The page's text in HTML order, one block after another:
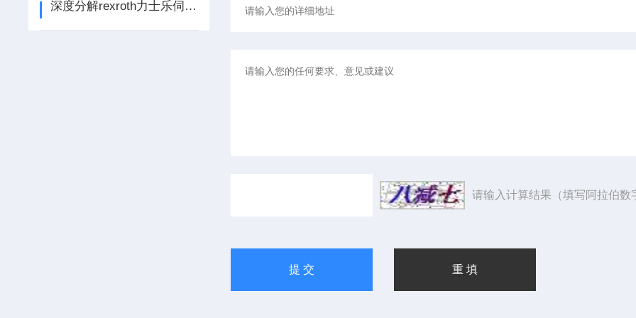
深度分解rexroth力士乐伺服电机维修的致命故障全部代码显示和排查方法
请输入计算结果（填写阿拉伯数